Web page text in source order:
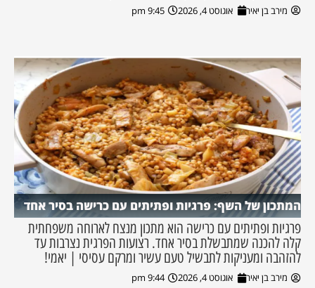
מירב בן יאיר אוגוסט 4, 2026 9:45 pm
המתכון של השף: פרגיות ופתיתים עם כרישה בסיר אחד
פרגיות ופתיתים עם כרישה הוא מתכון מנצח לארוחה משפחתית
קלה להכנה שמתבשלת בסיר אחד. רצועות הפרגית נצרבות עד
להזהבה ומעניקות לתבשיל טעם עשיר ומרקם עסיסי | יאמי!
מירב בן יאיר אוגוסט 4, 2026 9:44 pm